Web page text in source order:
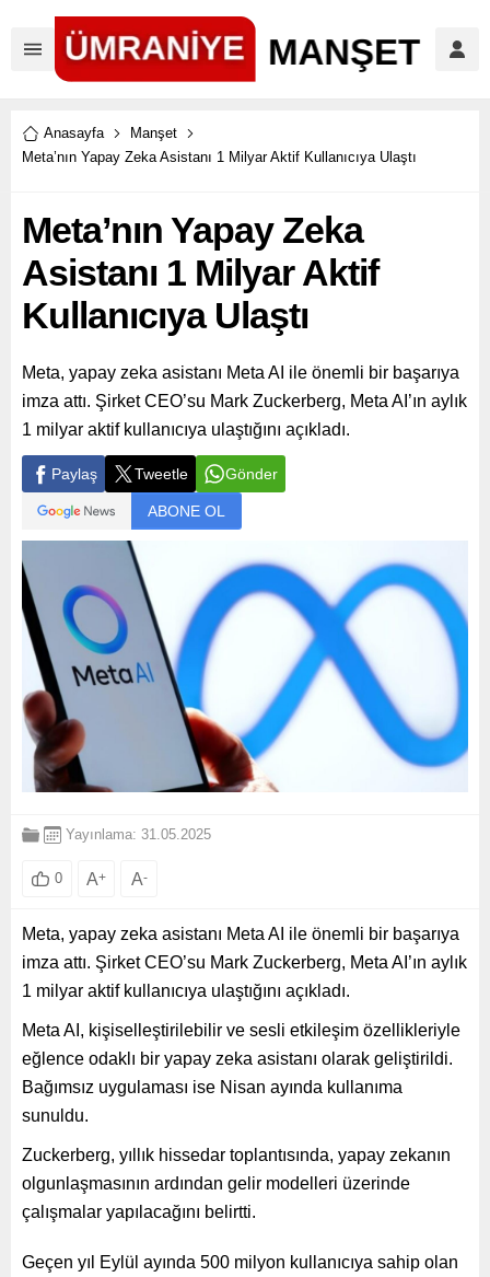
Anasayfa
Manşet
Meta’nın Yapay Zeka Asistanı 1 Milyar Aktif Kullanıcıya Ulaştı
Meta’nın Yapay Zeka
Asistanı 1 Milyar Aktif
Kullanıcıya Ulaştı
Meta, yapay zeka asistanı Meta AI ile önemli bir başarıya
imza attı. Şirket CEO’su Mark Zuckerberg, Meta AI’ın aylık
1 milyar aktif kullanıcıya ulaştığını açıkladı.
Paylaş Tweetle Gönder
ABONE OL
Yayınlama: 31.05.2025
0 A+ A-
Meta, yapay zeka asistanı Meta AI ile önemli bir başarıya
imza attı. Şirket CEO’su Mark Zuckerberg, Meta AI’ın aylık
1 milyar aktif kullanıcıya ulaştığını açıkladı.
Meta AI, kişiselleştirilebilir ve sesli etkileşim özellikleriyle
eğlence odaklı bir yapay zeka asistanı olarak geliştirildi.
Bağımsız uygulaması ise Nisan ayında kullanıma
sunuldu.
Zuckerberg, yıllık hissedar toplantısında, yapay zekanın
olgunlaşmasının ardından gelir modelleri üzerinde
çalışmalar yapılacağını belirtti.
Geçen yıl Eylül ayında 500 milyon kullanıcıya sahip olan